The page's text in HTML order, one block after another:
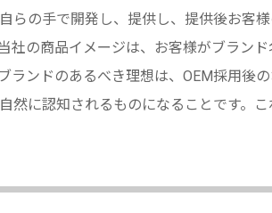
らの手で開発し、提供し、提供後お客
社の商品イメージは、お客様がブラン
ランドのあるべき理想は、OEM採用後
然に認知されるものになることです。